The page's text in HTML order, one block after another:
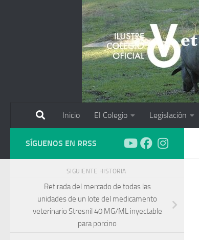
Inicio El Colegio Legislación
SÍGUENOS EN RRSS
SIGUIENTE HISTORIA
Retirada del mercado de todas las
unidades de un lote del medicamento
veterinario Stresnil 40 MG/ML inyectable
para porcino